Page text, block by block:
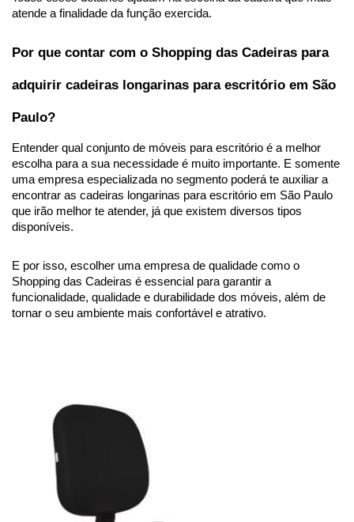
atende a finalidade da função exercida.
Por que contar com o Shopping das Cadeiras para
adquirir cadeiras longarinas para escritório em São
Paulo?
Entender qual conjunto de móveis para escritório é a melhor
escolha para a sua necessidade é muito importante. E somente
uma empresa especializada no segmento poderá te auxiliar a
encontrar as cadeiras longarinas para escritório em São Paulo
que irão melhor te atender, já que existem diversos tipos
disponíveis.
E por isso, escolher uma empresa de qualidade como o
Shopping das Cadeiras é essencial para garantir a
funcionalidade, qualidade e durabilidade dos móveis, além de
tornar o seu ambiente mais confortável e atrativo.